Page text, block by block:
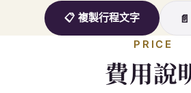
📋 複製行程文字
PRICE
費用說